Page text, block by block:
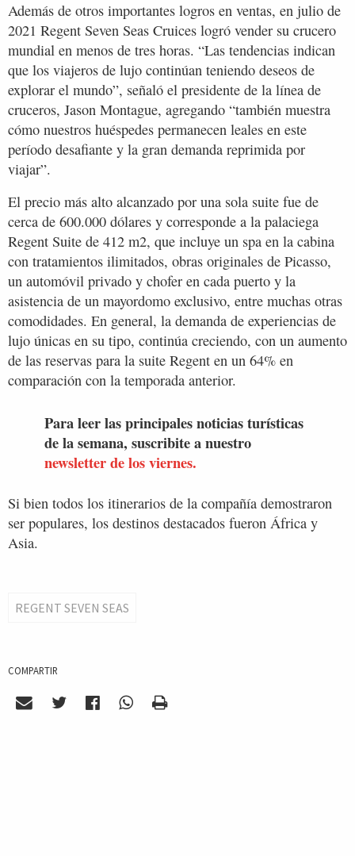
Además de otros importantes logros en ventas, en julio de
2021 Regent Seven Seas Cruices logró vender su crucero
mundial en menos de tres horas. “Las tendencias indican
que los viajeros de lujo continúan teniendo deseos de
explorar el mundo”, señaló el presidente de la línea de
cruceros, Jason Montague, agregando “también muestra
cómo nuestros huéspedes permanecen leales en este
período desafiante y la gran demanda reprimida por
viajar”.
El precio más alto alcanzado por una sola suite fue de
cerca de 600.000 dólares y corresponde a la palaciega
Regent Suite de 412 m2, que incluye un spa en la cabina
con tratamientos ilimitados, obras originales de Picasso,
un automóvil privado y chofer en cada puerto y la
asistencia de un mayordomo exclusivo, entre muchas otras
comodidades. En general, la demanda de experiencias de
lujo únicas en su tipo, continúa creciendo, con un aumento
de las reservas para la suite Regent en un 64% en
comparación con la temporada anterior.
Para leer las principales noticias turísticas
de la semana, suscribite a nuestro
newsletter de los viernes.
Si bien todos los itinerarios de la compañía demostraron
ser populares, los destinos destacados fueron África y
Asia.
REGENT SEVEN SEAS
COMPARTIR